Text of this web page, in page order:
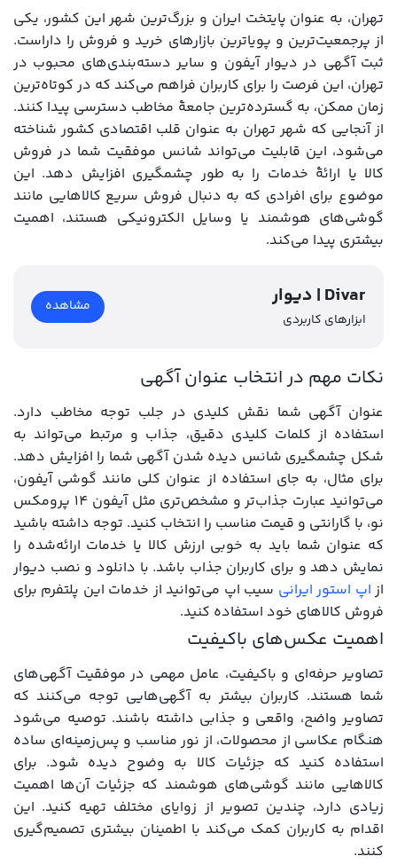
تهران، به عنوان پایتخت ایران و بزرگ‌ترین شهر این کشور، یکی
از پرجمعیت‌ترین و پویاترین بازارهای خرید و فروش را داراست.
ثبت آگهی در دیوار آیفون و سایر دسته‌بندی‌های محبوب در
تهران، این فرصت را برای کاربران فراهم می‌کند که در کوتاه‌ترین
زمان ممکن، به گسترده‌ترین جامعۀ مخاطب دسترسی پیدا کنند.
از آنجایی که شهر تهران به عنوان قلب اقتصادی کشور شناخته
می‌شود، این قابلیت می‌تواند شانس موفقیت شما در فروش
کالا یا ارائۀ خدمات را به طور چشمگیری افزایش دهد. این
موضوع برای افرادی که به دنبال فروش سریع کالاهایی مانند
گوشی‌های هوشمند یا وسایل الکترونیکی هستند، اهمیت
بیشتری پیدا می‌کند.
دیوار | Divar
ابزارهای کاربردی
مشاهده
نکات مهم در انتخاب عنوان آگهی
عنوان آگهی شما نقش کلیدی در جلب توجه مخاطب دارد.
استفاده از کلمات کلیدی دقیق، جذاب و مرتبط می‌تواند به
شکل چشمگیری شانس دیده شدن آگهی شما را افزایش دهد.
برای مثال، به جای استفاده از عنوان کلی مانند گوشی آیفون،
می‌توانید عبارت جذاب‌تر و مشخص‌تری مثل آیفون 14 پرومکس
نو، با گارانتی و قیمت مناسب را انتخاب کنید. توجه داشته باشید
که عنوان شما باید به خوبی ارزش کالا یا خدمات ارائه‌شده را
نمایش دهد و برای کاربران جذاب باشد. با دانلود و نصب دیوار
از اپ استور ایرانی سیب اپ می‌توانید از خدمات این پلتفرم برای
فروش کالاهای خود استفاده کنید.
اهمیت عکس‌های باکیفیت
تصاویر حرفه‌ای و باکیفیت، عامل مهمی در موفقیت آگهی‌های
شما هستند. کاربران بیشتر به آگهی‌هایی توجه می‌کنند که
تصاویر واضح، واقعی و جذابی داشته باشند. توصیه می‌شود
هنگام عکاسی از محصولات، از نور مناسب و پس‌زمینه‌ای ساده
استفاده کنید که جزئیات کالا به وضوح دیده شود. برای
کالاهایی مانند گوشی‌های هوشمند که جزئیات آن‌ها اهمیت
زیادی دارد، چندین تصویر از زوایای مختلف تهیه کنید. این
اقدام به کاربران کمک می‌کند با اطمینان بیشتری تصمیم‌گیری
کنند.